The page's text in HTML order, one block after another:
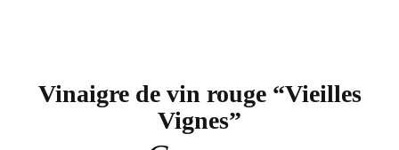
Vinaigre de vin rouge “Vieilles
Vignes”